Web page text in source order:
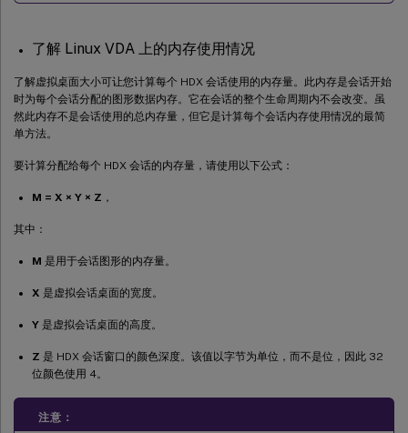
了解 Linux VDA 上的内存使用情况
了解虚拟桌面大小可让您计算每个 HDX 会话使用的内存量。此内存是会话开始
时为每个会话分配的图形数据内存。它在会话的整个生命周期内不会改变。虽
然此内存不是会话使用的总内存量，但它是计算每个会话内存使用情况的最简
单方法。
要计算分配给每个 HDX 会话的内存量，请使用以下公式：
M = X × Y × Z ，
其中：
M 是用于会话图形的内存量。
X 是虚拟会话桌面的宽度。
Y 是虚拟会话桌面的高度。
Z 是 HDX 会话窗口的颜色深度。该值以字节为单位，而不是位，因此 32
位颜色使用 4。
注意：